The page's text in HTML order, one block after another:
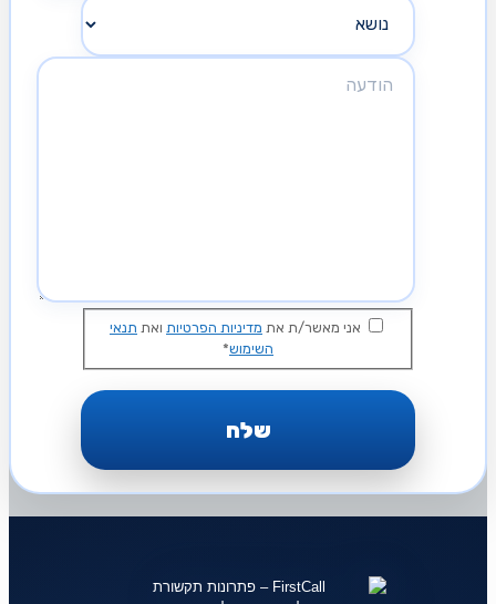
אני מאשר/ת את מדיניות הפרטיות ואת תנאי
השימוש*